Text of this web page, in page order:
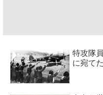
特攻隊
に宛て